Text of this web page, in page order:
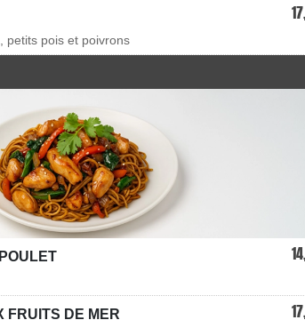
petits pois et poivrons
FRUITS DE MER